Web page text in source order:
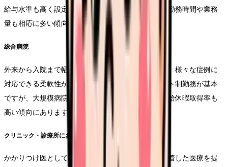
給与水準も高く設定されていることが多いですが、勤務時間や業務
量も相応に多い傾向があります。
総合病院
外来から入院まで幅広く対応する総合診療科が多く、様々な症例に
対応できる柔軟性が求められます。夜勤を含むシフト制勤務が基本
ですが、大規模病院ほど人員配置に余裕があり、有給休暇取得率も
高い傾向にあります。
クリニック・診療所における総合診療
かかりつけ医としての機能が中心となり、地域に密着した医療を提